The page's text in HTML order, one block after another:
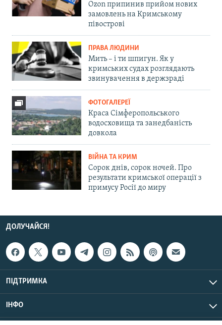
Ozon припинив прийом нових
замовлень на Кримському
півострові
ПРАВА ЛЮДИНИ
Мить – і ти шпигун. Як у
кримських судах розглядають
звинувачення в держзраді
ФОТОГАЛЕРЕЇ
Краса Сімферопольського
водосховища та занедбаність
довкола
ВІЙНА ТА КРИМ
Сорок днів, сорок ночей. Про
результати кримської операції з
примусу Росії до миру
ДОЛУЧАЙСЯ!
ПІДТРИМКА
ІНФО